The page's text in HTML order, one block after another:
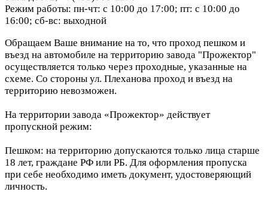
Режим работы: пн-чт: с 10:00 до 17:00; пт: с 10:00 до
16:00; сб-вс: выходной
Обращаем Ваше внимание на то, что проход пешком и
въезд на автомобиле на территорию завода "Прожектор"
осуществляется только через проходные, указанные на
схеме. Со стороны ул. Плеханова проход и въезд на
территорию невозможен.
На территории завода «Прожектор» действует
пропускной режим:
Пешком: на территорию допускаются только лица старше
18 лет, граждане РФ или РБ. Для оформления пропуска
при себе необходимо иметь документ, удостоверяющий
личность.